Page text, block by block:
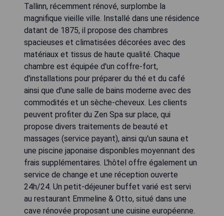
Tallinn, récemment rénové, surplombe la
magnifique vieille ville. Installé dans une résidence
datant de 1875, il propose des chambres
spacieuses et climatisées décorées avec des
matériaux et tissus de haute qualité. Chaque
chambre est équipée d'un coffre-fort,
d'installations pour préparer du thé et du café
ainsi que d'une salle de bains moderne avec des
commodités et un sèche-cheveux. Les clients
peuvent profiter du Zen Spa sur place, qui
propose divers traitements de beauté et
massages (service payant), ainsi qu'un sauna et
une piscine japonaise disponibles moyennant des
frais supplémentaires. L'hôtel offre également un
service de change et une réception ouverte
24h/24. Un petit-déjeuner buffet varié est servi
au restaurant Emmeline & Otto, situé dans une
cave rénovée proposant une cuisine européenne.